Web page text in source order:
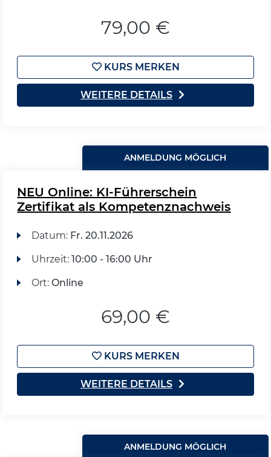
79,00 €
KURS MERKEN
WEITERE DETAILS
ANMELDUNG MÖGLICH
NEU Online: KI-Führerschein
Zertifikat als Kompetenznachweis
Datum: Fr. 20.11.2026
Uhrzeit: 10:00 - 16:00 Uhr
Ort: Online
69,00 €
KURS MERKEN
WEITERE DETAILS
ANMELDUNG MÖGLICH